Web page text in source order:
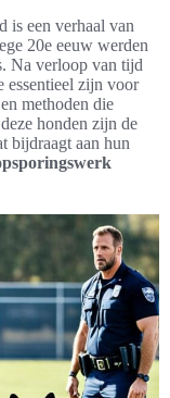
is een verhaal van
20e eeuw werden
Na verloop van tijd
essentieel zijn voor
methoden die
honden zijn de
bijdraagt aan hun